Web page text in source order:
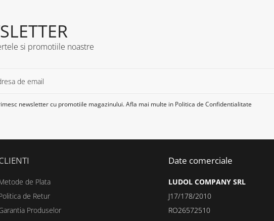
si promotiile noastre
newsletter cu promotiile magazinului. Afla mai multe in Politica de Confidentialitate
de Plata
de Retur
Produselor
Date comerciale
LUDOL COMPANY SRL
J17/178/2010
RO26572510